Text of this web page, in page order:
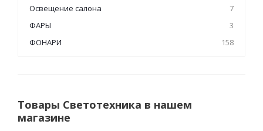
Освещение салона
7
ФАРЫ
3
ФОНАРИ
158
Товары Светотехника в нашем
магазине